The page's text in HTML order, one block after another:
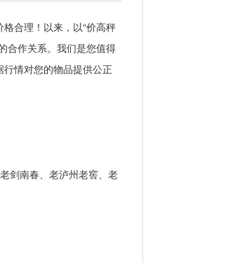
合理！以来，以“价高秤
合作关系。我们是您值得
情对您的物品提供公正
剑南春、老泸州老窖、老